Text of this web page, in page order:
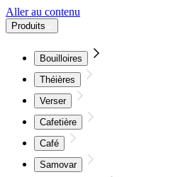
Aller au contenu
Produits
Bouilloires
Théières
Verser
Cafetière
Café
Samovar